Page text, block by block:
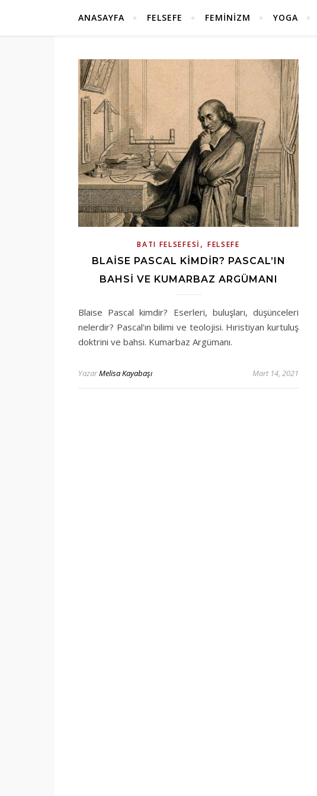
ANASAYFA FELSEFE FEMINIZM YOGA
BATI FELSEFESI , FELSEFE
BLAISE PASCAL KIMDIR? PASCAL’IN
BAHSI VE KUMARBAZ ARGÜMANI
Blaise Pascal kimdir? Eserleri, buluşları, düşünceleri
nelerdir? Pascal'ın bilimi ve teolojisi. Hıristiyan kurtuluş
doktrini ve bahsi. Kumarbaz Argümanı.
YazarMelisa Kayabaşı Mart 14, 2021